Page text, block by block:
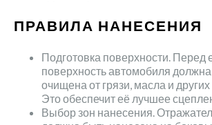
ПРАВИЛА НАНЕСЕНИЯ
Подготовка поверхности. Перед
поверхность автомобиля
очищена от грязи, масла и
Это обеспечит её лучшее
Выбор зон нанесения.